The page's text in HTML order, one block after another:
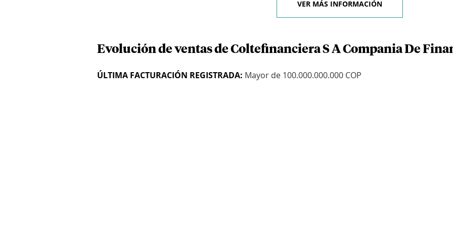
VER MÁS INFORMACIÓN
Evolución de ventas de Coltefinanciera S A Compania De
ÚLTIMA FACTURACIÓN REGISTRADA: Mayor de 100.000.000.000 COP